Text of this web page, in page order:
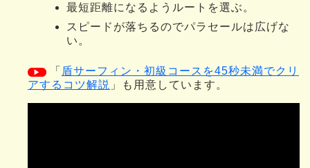
最短距離になるようルートを選ぶ。
スピードが落ちるのでパラセールは広げな
い。
▶ 「 盾サーフィン・初級コースを45秒未満でクリ
アするコツ解説 」も用意しています。